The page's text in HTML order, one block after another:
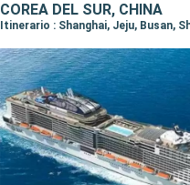
COREA DEL SUR, CHINA
Itinerario : Shanghai, Jeju, Busan,